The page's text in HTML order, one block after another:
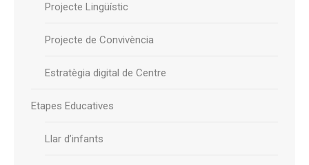
Projecte Lingüístic
Projecte de Convivència
Estratègia digital de Centre
Etapes Educatives
Llar d’infants